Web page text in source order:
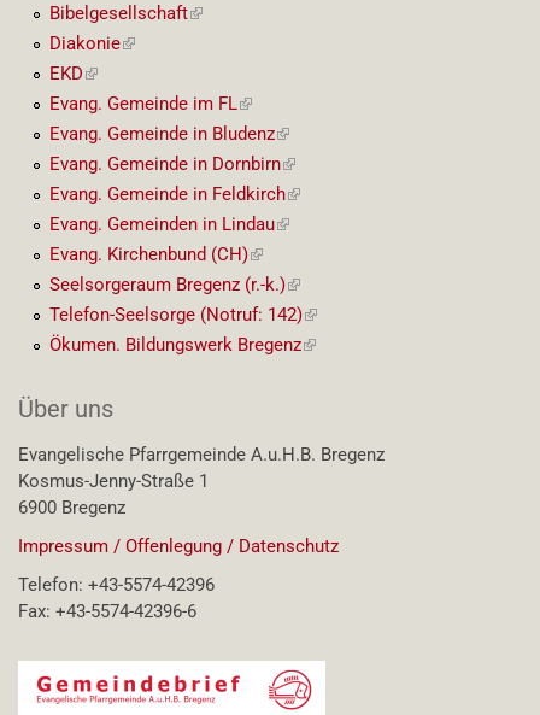
Bibelgesellschaft(externer
Diakonie(externer
EKD(externer
Link)
Evang. Gemeinde im FL(externer
Link)
Evang. Gemeinde in Bludenz(externer
Link)
Evang. Gemeinde in Dornbirn(externer
Link)
Evang. Gemeinde in Feldkirch(externer
Link)
Evang. Gemeinden in Lindau(externer
Evang. Kirchenbund (CH)(externer
Link)
Seelsorgeraum Bregenz (r.-k.)(externer
Link)
Telefon-Seelsorge (Notruf: 142)(externer
Link)
Ökumen. Bildungswerk Bregenz(externer
Über uns
Evangelische Pfarrgemeinde A.u.H.B. Bregenz
Kosmus-Jenny-Straße 1
6900 Bregenz
Impressum / Offenlegung / Datenschutz
Telefon: +43-5574-42396
Fax: +43-5574-42396-6